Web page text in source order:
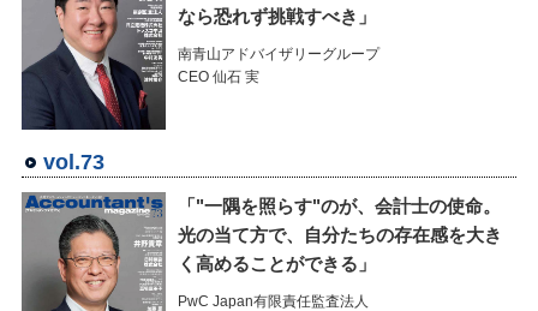
なら恐れず挑戦すべき」
南青山アドバイザリーグループ
CEO 仙石 実
vol.73
「"一隅を照らす"のが、会計士の使命。
光の当て方で、自分たちの存在感を大き
く高めることができる」
PwC Japan有限責任監査法人